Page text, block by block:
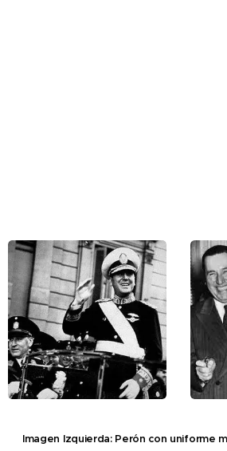
Imagen Izquierda: Perón con uniforme